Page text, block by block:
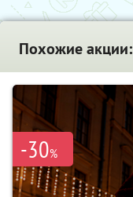
Похожие акции:
-30%